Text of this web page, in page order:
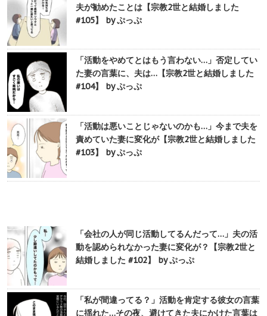
夫が勧めたことは【宗教2世と結婚しました
#105】 by ぷっぷ
「活動をやめてとはもう言わない…」否定してい
た妻の言葉に、夫は…【宗教2世と結婚しました
#104】 by ぷっぷ
「活動は悪いことじゃないのかも…」今まで夫を
責めていた妻に変化が【宗教2世と結婚しました
#103】 by ぷっぷ
「会社の人が同じ活動してるんだって…」夫の活
動を認められなかった妻に変化が？【宗教2世と
結婚しました #102】 by ぷっぷ
「私が間違ってる？」活動を肯定する彼女の言葉
に揺れた…その夜、避けてきた夫にかけた言葉は